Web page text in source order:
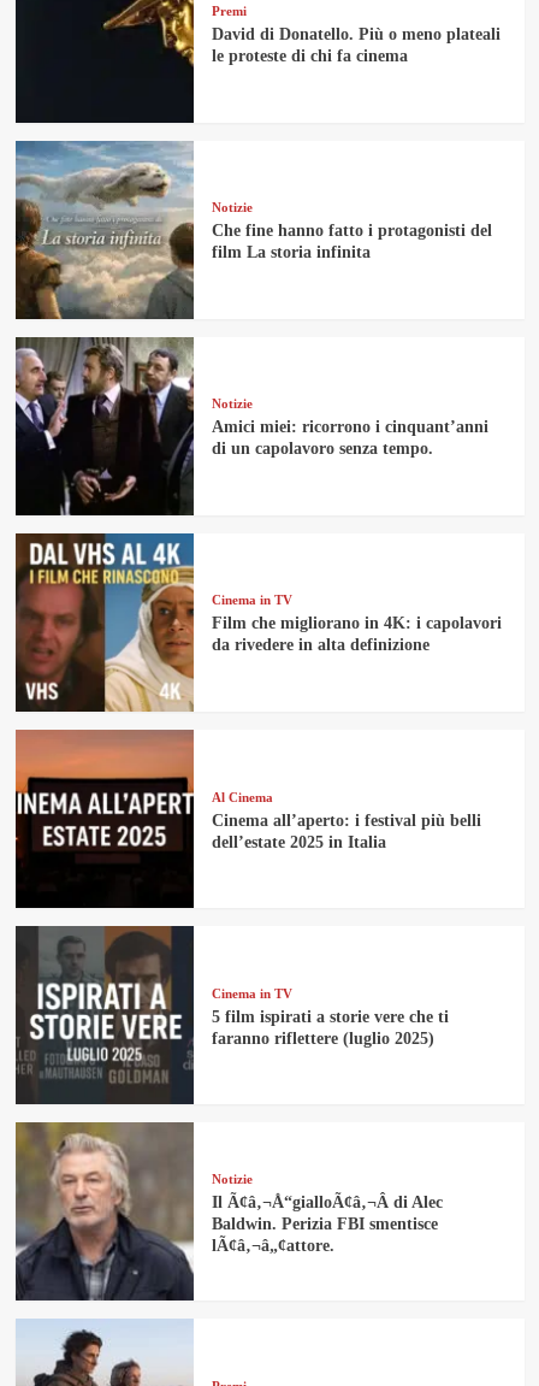
Premi
David di Donatello. Più o meno plateali
le proteste di chi fa cinema
Notizie
Che fine hanno fatto i protagonisti del
film La storia infinita
Notizie
Amici miei: ricorrono i cinquant’anni
di un capolavoro senza tempo.
Cinema in TV
Film che migliorano in 4K: i capolavori
da rivedere in alta definizione
Al Cinema
Cinema all’aperto: i festival più belli
dell’estate 2025 in Italia
Cinema in TV
5 film ispirati a storie vere che ti
faranno riflettere (luglio 2025)
Notizie
Il Ã¢â‚¬Å“gialloÃ¢â‚¬Â di Alec
Baldwin. Perizia FBI smentisce
lÃ¢â‚¬â„¢attore.